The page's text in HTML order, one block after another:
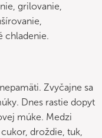
grilovanie,
chladenie.
Zvyčajne sa
Dnes rastie dopyt
múke. Medzi
droždie, tuk,